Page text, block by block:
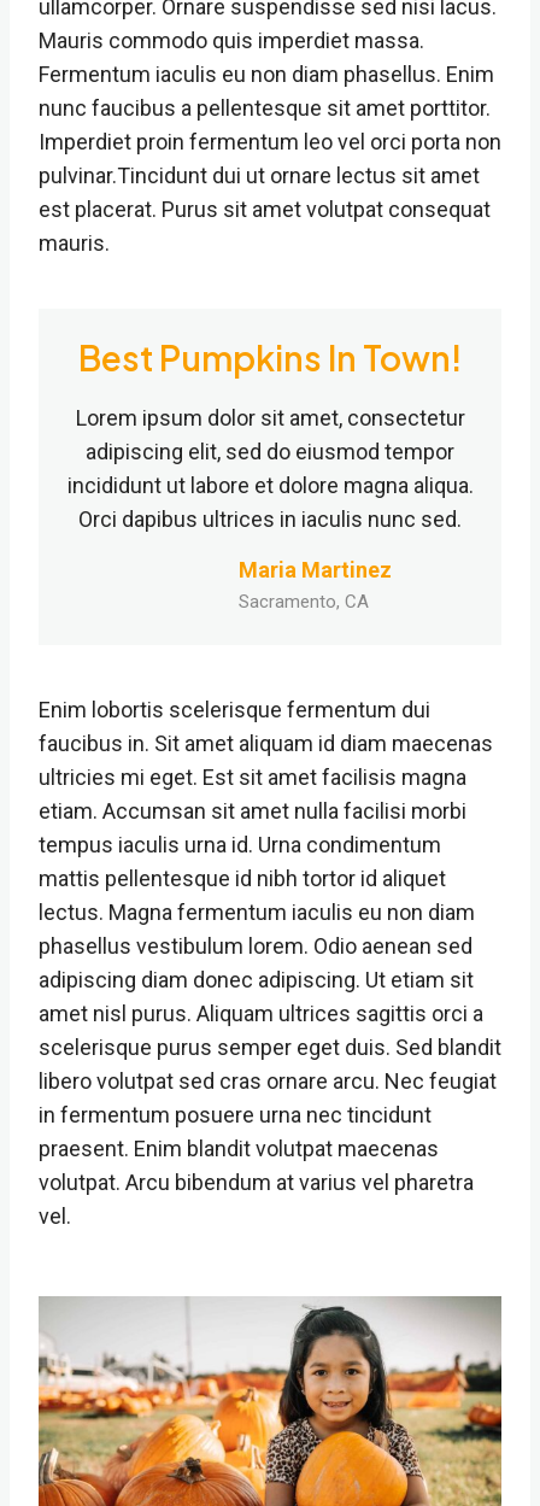
ullamcorper. Ornare suspendisse sed nisi lacus.
Mauris commodo quis imperdiet massa.
Fermentum iaculis eu non diam phasellus. Enim
nunc faucibus a pellentesque sit amet porttitor.
Imperdiet proin fermentum leo vel orci porta non
pulvinar.Tincidunt dui ut ornare lectus sit amet
est placerat. Purus sit amet volutpat consequat
mauris.
Best Pumpkins In Town!
Lorem ipsum dolor sit amet, consectetur
adipiscing elit, sed do eiusmod tempor
incididunt ut labore et dolore magna aliqua.
Orci dapibus ultrices in iaculis nunc sed.
Maria Martinez
Sacramento, CA
Enim lobortis scelerisque fermentum dui
faucibus in. Sit amet aliquam id diam maecenas
ultricies mi eget. Est sit amet facilisis magna
etiam. Accumsan sit amet nulla facilisi morbi
tempus iaculis urna id. Urna condimentum
mattis pellentesque id nibh tortor id aliquet
lectus. Magna fermentum iaculis eu non diam
phasellus vestibulum lorem. Odio aenean sed
adipiscing diam donec adipiscing. Ut etiam sit
amet nisl purus. Aliquam ultrices sagittis orci a
scelerisque purus semper eget duis. Sed blandit
libero volutpat sed cras ornare arcu. Nec feugiat
in fermentum posuere urna nec tincidunt
praesent. Enim blandit volutpat maecenas
volutpat. Arcu bibendum at varius vel pharetra
vel.